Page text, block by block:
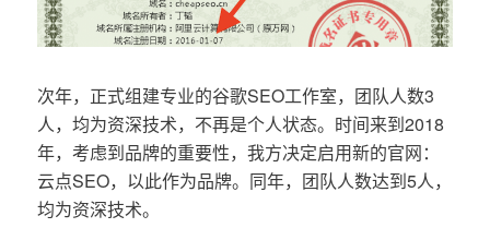
次年，正式组建专业的谷歌SEO工作室，团队人数3
人，均为资深技术，不再是个人状态。时间来到2018
年，考虑到品牌的重要性，我方决定启用新的官网：
云点SEO，以此作为品牌。同年，团队人数达到5人，
均为资深技术。